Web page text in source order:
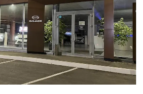
Помощь на дорогах
Новости
Правовая информация